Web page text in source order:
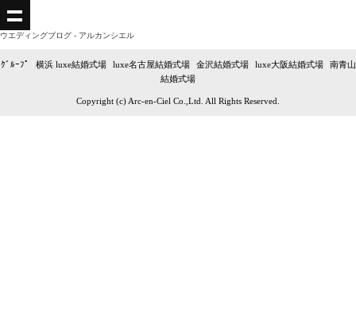
ウエディングブログ - アルカンシエル
ｸﾞﾙｰﾌﾟ 横浜 luxe結婚式場| luxe名古屋結婚式場 金沢結婚式場| luxe大阪結婚式場| 南青山
結婚式場
Copyright (c) Arc-en-Ciel Co.,Ltd. All Rights Reserved.